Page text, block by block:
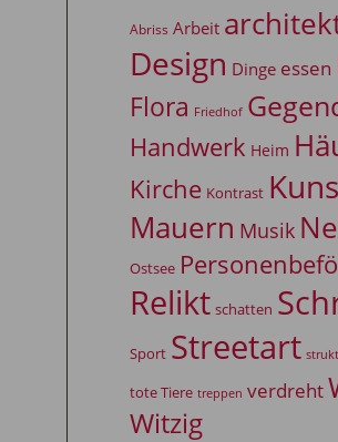
Abriss Arbeit
Design Dinge essen
Flora Friedhof
Handwerk Heim
Kirche Kontrast
Mauern Musik
Ostsee
Relikt schatten
Sport Streetart
tote Tiere treppen verdreht
Witzig